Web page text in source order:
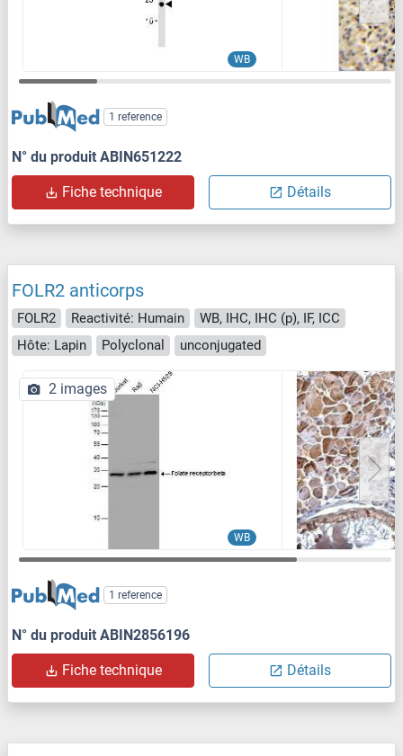
WB
1 reference
N° du produit ABIN651222
Fiche technique Détails
FOLR2 anticorps
FOLR2 Reactivité: Humain
WB, IHC, IHC (p), IF, ICC
Hôte: Lapin
Polyclonal unconjugated
WB
2 images
1 reference
N° du produit ABIN2856196
Fiche technique Détails